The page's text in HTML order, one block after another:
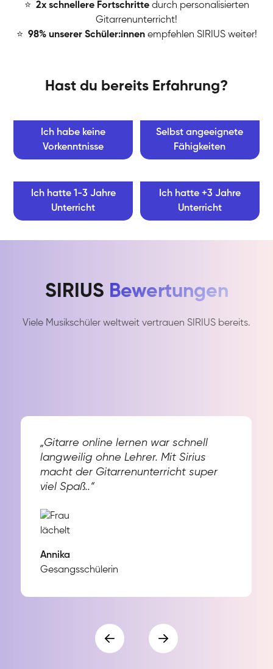
⭐ 2x schnellere Fortschritte durch personalisierten
Gitarrenunterricht!
⭐ 98% unserer Schüler:innen empfehlen SIRIUS weiter!
Hast du bereits Erfahrung?
Ich habe keine
Vorkenntnisse
Selbst angeeignete
Fähigkeiten
Ich hatte 1-3 Jahre
Unterricht
Ich hatte +3 Jahre
Unterricht
SIRIUS Bewertungen
Viele Musikschüler weltweit vertrauen SIRIUS bereits.
„Gitarre online lernen war schnell
langweilig ohne Lehrer. Mit Sirius
macht der Gitarrenunterricht super
viel Spaß..“
Annika
Gesangsschülerin